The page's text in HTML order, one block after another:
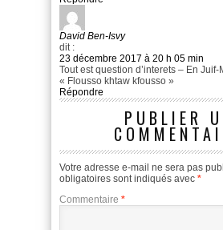
David Ben-Isvy
dit :
23 décembre 2017 à 20 h 05 min
Tout est question d’interets – En
« Flousso khtaw kfousso »
Répondre
PUBLIER
Votre adresse e-mail ne sera pas
obligatoires sont indiqués avec *
Commentaire *